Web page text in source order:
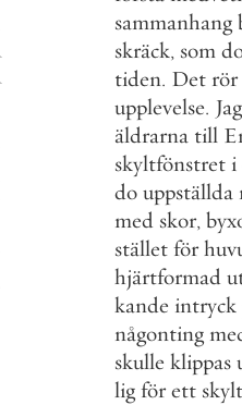
sammanhang
skräck, som
tiden. Det rör
upplevelse. Jag
äldrarna till
skyltfönstret i
do uppställda
med skor,
stället för
hjärtformad
kande intryck
någonting
skulle klippas
lig för ett